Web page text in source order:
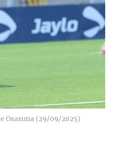
Osasuna (29/09/2025)